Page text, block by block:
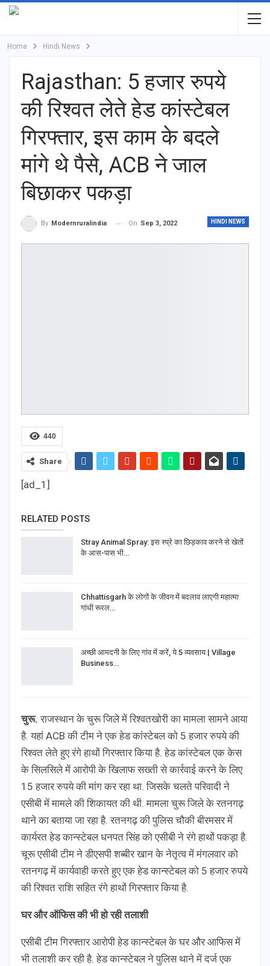
Home Hindi News
Rajasthan: 5 हजार रुपये
की रिश्वत लेते हेड कांस्टेबल
गिरफ्तार, इस काम के बदले
मांगे थे पैसे, ACB ने जाल
बिछाकर पकड़ा
HINDI NEWS
By Modernruralindia On Sep 3, 2022
440
Share
[ad_1]
RELATED POSTS
Stray Animal Spray: इस स्प्रे का छिड़काव करने से खेतों
के आस-पास भी…
Chhattisgarh के लोगों के जीवन में बदलाव लाएगी महात्मा
गांधी रूरल…
अच्छी आमदनी के लिए गांव में करें, ये 5 व्यवसाय | Village
Business…
चुरू. राजस्थान के चुरू जिले में रिश्वतखोरी का मामला सामने आया
है. यहां ACB की टीम ने एक हेड कांस्टेबल को 5 हजार रुपये की
रिश्वत लेते हुए रंगे हाथों गिरफ्तार किया है. हेड कांस्टेबल एक केस
के सिलसिले में आरोपी के खिलाफ सख्ती से कार्रवाई करने के लिए
15 हजार रुपये की मांग कर रहा था. जिसके चलते परिवादी ने
एसीबी में मामले की शिकायत की थी. मामला चुरू जिले के रतनगढ़
थाने का बताया जा रहा है. रतनगढ़ की पुलिस चौकी बीरमसर में
कार्यरत हेड कान्स्टेबल धनपत सिंह को एसीबी ने रंगे हाथों पकड़ा है.
चूरू एसीबी टीम ने डीएसपी शब्बीर खान के नेतृत्व में मंगलवार को
रतनगढ़ में कार्यवाही करते हुए एक हेड कान्स्टेबल को 5 हजार रुपये
की रिश्वत राशि सहित रंगे हाथों गिरफ्तार किया है.
घर और ऑफिस की भी हो रही तलाशी
एसीबी टीम गिरफ्तार आरोपी हेड कान्स्टेबल के घर और आफिस में
भी तलाशी कर रही है. हेड कान्स्टेबल ने पुलिस थाने में दर्ज एक